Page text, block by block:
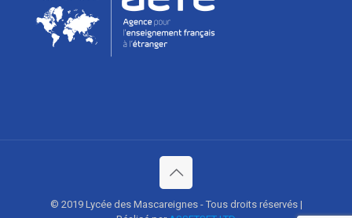
© 2019 Lycée des Mascareignes - Tous droits réservés |